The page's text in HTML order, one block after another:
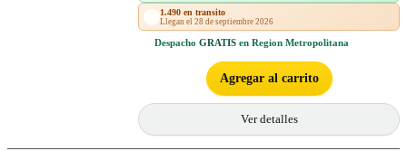
1.490 en transito
Llegan el 28 de septiembre 2026
Despacho GRATIS en Region Metropolitana
Agregar al carrito
Ver detalles